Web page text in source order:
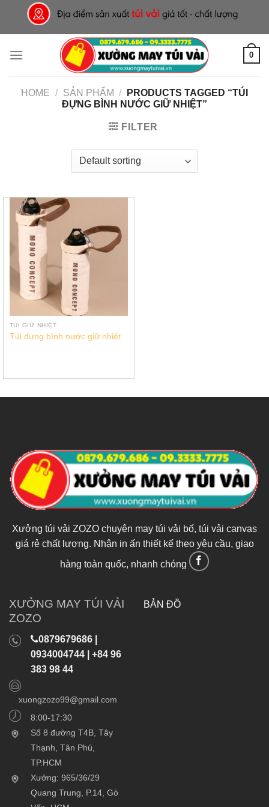
content
0
HOME / SẢN PHẨM /
PRODUCTS TAGGED “TÚI
ĐỰNG BÌNH NƯỚC GIỮ NHIỆT”
FILTER
TÚI GIỮ NHIỆT
Túi đựng bình nước giữ nhiệt
Xưởng túi vải ZOZO chuyên may túi vải bố, túi vải canvas
giá rẻ chất lượng. Nhận in ấn thiết kế theo yêu cầu, giao
hàng toàn quốc, nhanh chóng
XƯỞNG MAY TÚI VẢI
ZOZO
0879679686 |
0934004744 | +84 96
383 98 44
xuongzozo99@gmail.com
8:00-17:30
Số 8 đường T4B, Tây
Thạnh, Tân Phú,
TP.HCM
Xưởng: 965/36/29
Quang Trung, P.14, Gò
BẢN ĐỒ